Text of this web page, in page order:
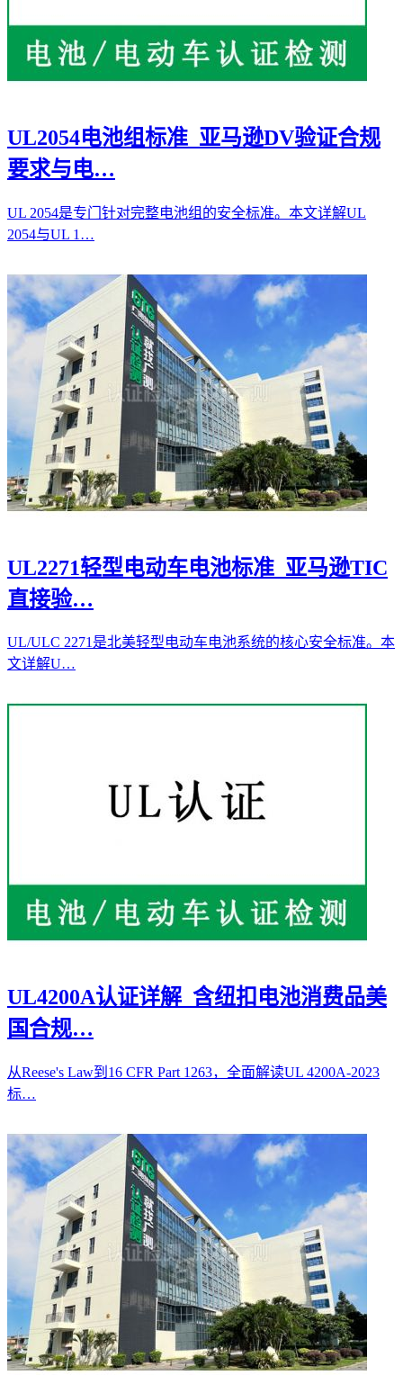
UL2054电池组标准_亚马逊DV验证合规
要求与电…
UL 2054是专门针对完整电池组的安全标准。本文详解UL
2054与UL 1…
UL2271轻型电动车电池标准_亚马逊TIC
直接验…
UL/ULC 2271是北美轻型电动车电池系统的核心安全标准。本
文详解U…
UL4200A认证详解_含纽扣电池消费品美
国合规…
从Reese's Law到16 CFR Part 1263，全面解读UL 4200A-2023
标…